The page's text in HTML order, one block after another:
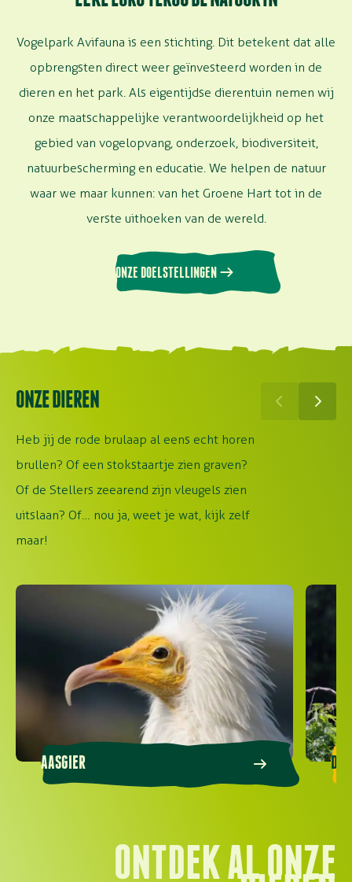
Vogelpark Avifauna is een stichting. Dit betekent dat alle
opbrengsten direct weer geïnvesteerd worden in de
dieren en het park. Als eigentijdse dierentuin nemen wij
onze maatschappelijke verantwoordelijkheid op het
gebied van vogelopvang, onderzoek, biodiversiteit,
natuurbescherming en educatie. We helpen de natuur
waar we maar kunnen: van het Groene Hart tot in de
verste uithoeken van de wereld.
ONZE DOELSTELLINGEN
ONZE DIEREN
Heb jij de rode brulaap al eens echt horen
brullen? Of een stokstaartje zien graven?
Of de Stellers zeearend zijn vleugels zien
uitslaan? Of… nou ja, weet je wat, kijk zelf
maar!
AASGIER
Aasgier
ONTDEK AL ONZE